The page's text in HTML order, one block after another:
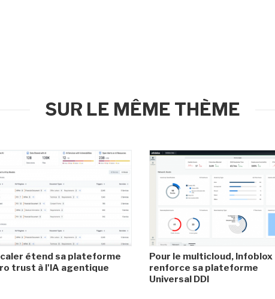
SUR LE MÊME THÈME
étend sa plateforme
trust à l'IA agentique
Pour le multicloud, Infoblox
renforce sa plateforme
Universal DDI